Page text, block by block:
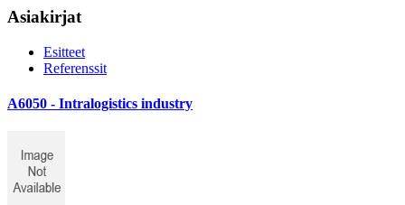
Asiakirjat
Esitteet
Referenssit
A6050 - Intralogistics industry